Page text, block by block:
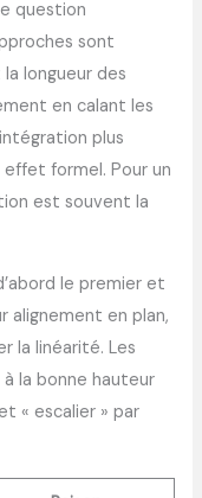
question
sont
longueur des
en calant les
plus
formel. Pour un
est souvent la
le premier et
alignement en plan,
la linéarité. Les
la bonne hauteur
« escalier » par